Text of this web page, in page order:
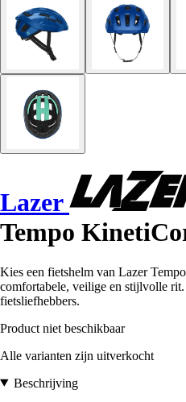
Lazer
Tempo
Kies een fietshelm van Lazer
comfortabele, veilige en stijlvolle
fietsliefhebbers.
Product niet beschikbaar
Alle varianten zijn uitverkocht
Beschrijving